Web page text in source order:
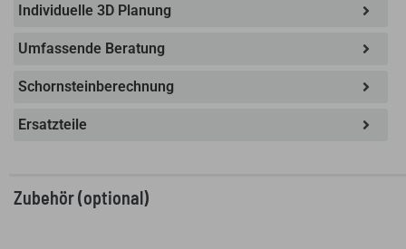
Individuelle 3D Planung
Umfassende Beratung
Schornsteinberechnung
Ersatzteile
Zubehör (optional)